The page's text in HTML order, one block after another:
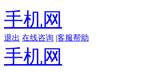
手机网
退出 在线咨询 |客服帮助
手机网